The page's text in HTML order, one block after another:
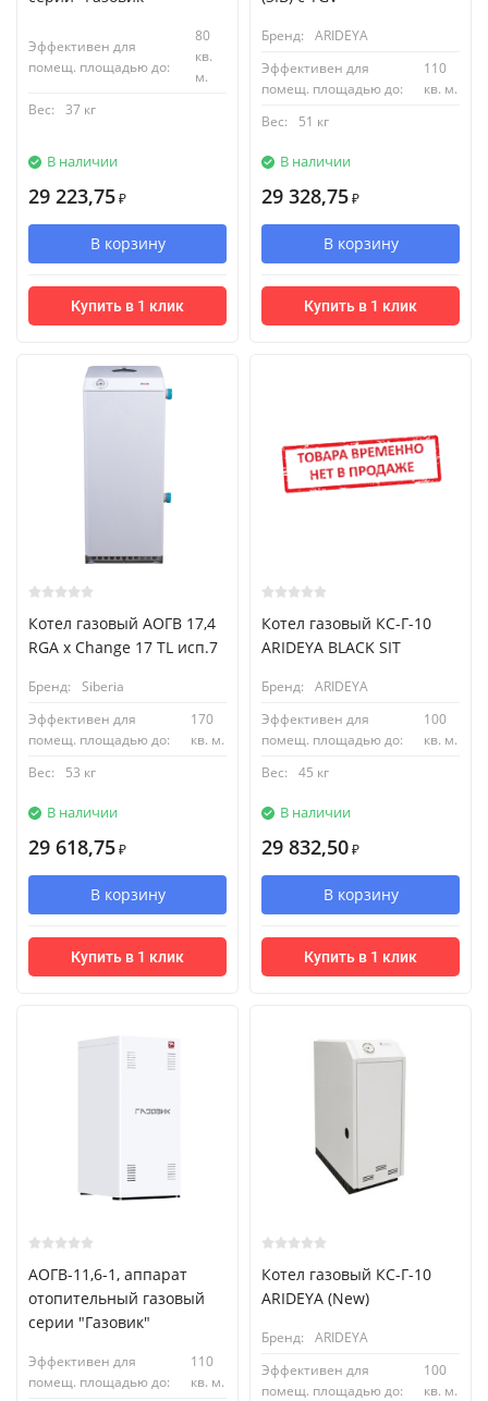
Эффективен для
помещ. площадью до:
80
кв.
м.
Вес:
37 кг
В наличии
29 223,75 ₽
В корзину
Купить в 1 клик
Бренд:
ARIDEYA
Эффективен для
помещ. площадью до:
110
кв. м.
Вес:
51 кг
В наличии
29 328,75 ₽
В корзину
Купить в 1 клик
Котел газовый АОГВ 17,4
RGA x Change 17 TL исп.7
Бренд:
Siberia
Эффективен для
помещ. площадью до:
170
кв. м.
Вес:
53 кг
В наличии
29 618,75 ₽
В корзину
Купить в 1 клик
Котел газовый КС-Г-10
ARIDEYA BLACK SIT
Бренд:
ARIDEYA
Эффективен для
помещ. площадью до:
100
кв. м.
Вес:
45 кг
В наличии
29 832,50 ₽
В корзину
Купить в 1 клик
АОГВ-11,6-1, аппарат
отопительный газовый
серии "Газовик"
Эффективен для
помещ. площадью до:
110
кв. м.
Котел газовый КС-Г-10
ARIDEYA (New)
Бренд:
ARIDEYA
Эффективен для
помещ. площадью до:
100
кв. м.